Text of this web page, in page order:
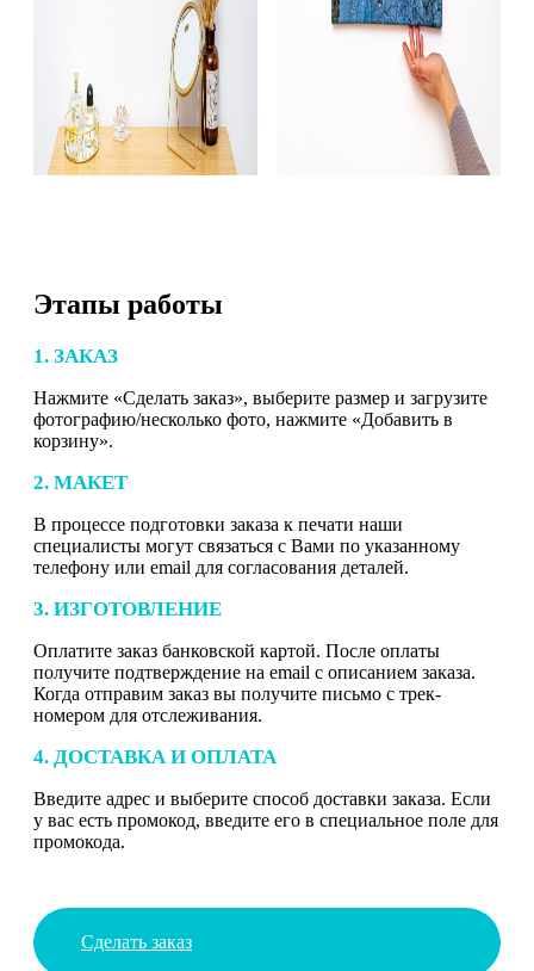
Этапы работы
1. ЗАКАЗ
Нажмите «Сделать заказ», выберите размер и загрузите
фотографию/несколько фото, нажмите «Добавить в
корзину».
2. МАКЕТ
В процессе подготовки заказа к печати наши
специалисты могут связаться с Вами по указанному
телефону или email для согласования деталей.
3. ИЗГОТОВЛЕНИЕ
Оплатите заказ банковской картой. После оплаты
получите подтверждение на email с описанием заказа.
Когда отправим заказ вы получите письмо с трек-
номером для отслеживания.
4. ДОСТАВКА И ОПЛАТА
Введите адрес и выберите способ доставки заказа. Если
у вас есть промокод, введите его в специальное поле для
промокода.
Сделать заказ